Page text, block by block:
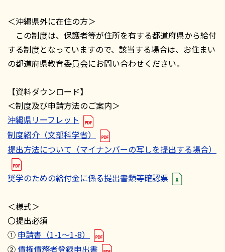
＜沖縄県外に在住の方＞
この制度は、保護者等が住所を有する都道府県から給付
する制度となっていますので、該当する場合は、お住まい
の都道府県教育委員会にお問い合わせください。
【資料ダウンロード】
＜制度及び申請方法のご案内＞
沖縄県リーフレット
制度紹介（文部科学省）
提出方法について（マイナンバーの写しを提出する場合）
奨学のための給付金に係る提出書類等確認票
＜様式＞
〇提出必須
① 申請書（1-1～1-8）
②債権債務者登録申出書